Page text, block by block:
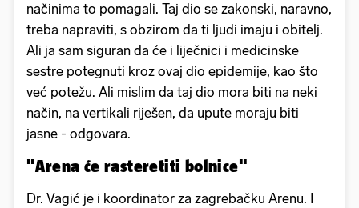
načinima to pomagali. Taj dio se zakonski, naravno,
treba napraviti, s obzirom da ti ljudi imaju i obitelj.
Ali ja sam siguran da će i liječnici i medicinske
sestre potegnuti kroz ovaj dio epidemije, kao što
već potežu. Ali mislim da taj dio mora biti na neki
način, na vertikali riješen, da upute moraju biti
jasne - odgovara.
"Arena će rasteretiti bolnice"
Dr. Vagić je i koordinator za zagrebačku Arenu. I